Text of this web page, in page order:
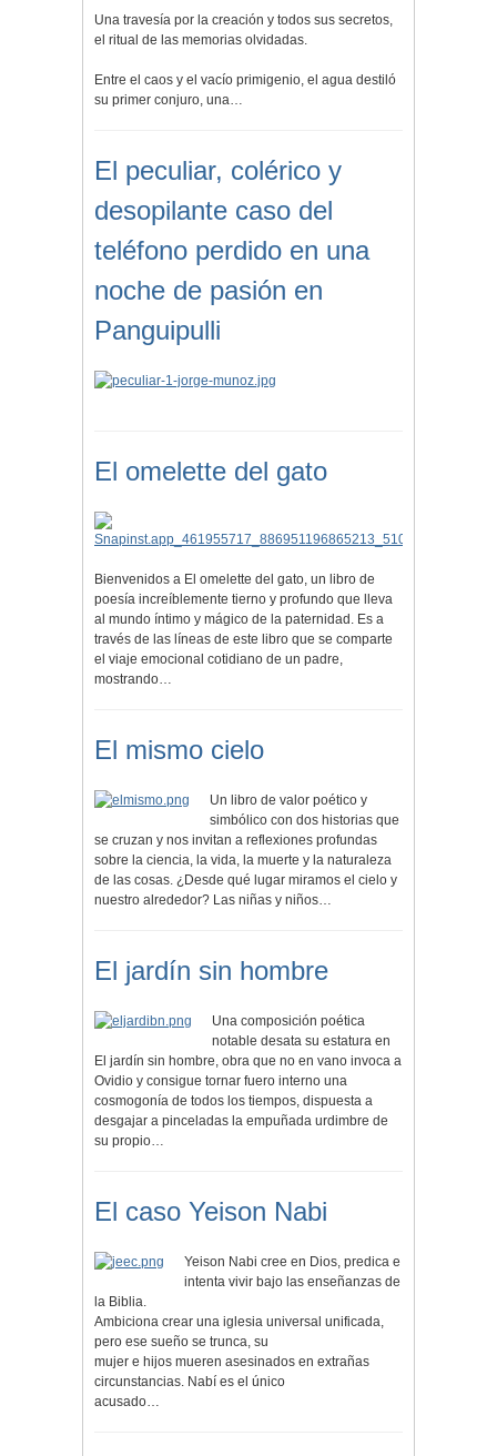
Una travesía por la creación y todos sus secretos,
el ritual de las memorias olvidadas.
Entre el caos y el vacío primigenio, el agua destiló
su primer conjuro, una…
El peculiar, colérico y
desopilante caso del
teléfono perdido en una
noche de pasión en
Panguipulli
El omelette del gato
Bienvenidos a El omelette del gato, un libro de
poesía increíblemente tierno y profundo que lleva
al mundo íntimo y mágico de la paternidad. Es a
través de las líneas de este libro que se comparte
el viaje emocional cotidiano de un padre,
mostrando…
El mismo cielo
Un libro de valor poético y
simbólico con dos historias que
se cruzan y nos invitan a reflexiones profundas
sobre la ciencia, la vida, la muerte y la naturaleza
de las cosas. ¿Desde qué lugar miramos el cielo y
nuestro alrededor? Las niñas y niños…
El jardín sin hombre
Una composición poética
notable desata su estatura en
El jardín sin hombre, obra que no en vano invoca a
Ovidio y consigue tornar fuero interno una
cosmogonía de todos los tiempos, dispuesta a
desgajar a pinceladas la empuñada urdimbre de
su propio…
El caso Yeison Nabi
Yeison Nabi cree en Dios, predica e
intenta vivir bajo las enseñanzas de
la Biblia.
Ambiciona crear una iglesia universal unificada,
pero ese sueño se trunca, su
mujer e hijos mueren asesinados en extrañas
circunstancias. Nabí es el único
acusado…